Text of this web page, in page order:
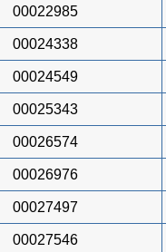
00022985
00024338
00024549
00025343
00026574
00026976
00027497
00027546